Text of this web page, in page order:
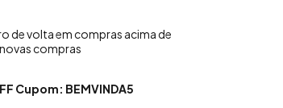
de volta em compras acima de
compras
Cupom: BEMVINDA5